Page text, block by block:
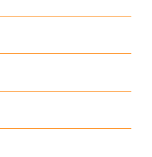
33A, 36A, 36M,
57M, 58M, 58P,
260C,